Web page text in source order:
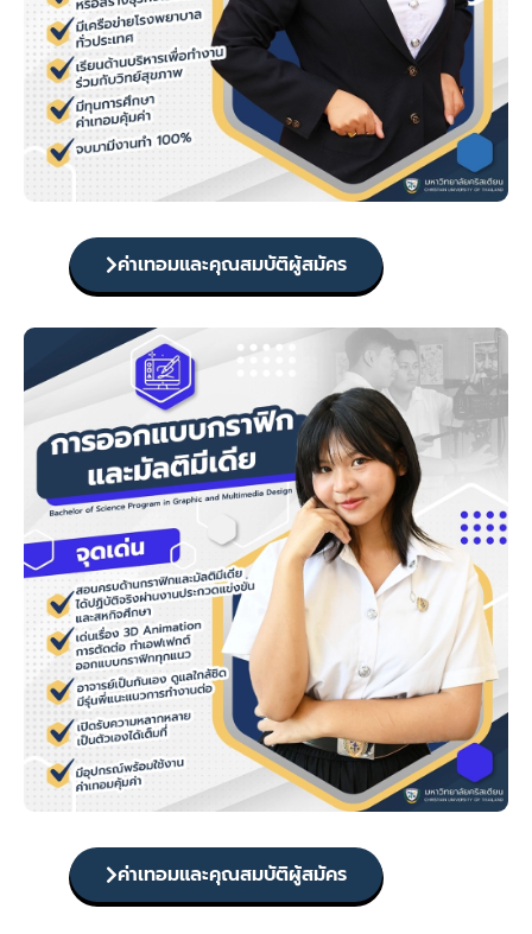
ค่าเทอมและคุณสมบัติผู้สมัคร
ค่าเทอมและคุณสมบัติผู้สมัคร